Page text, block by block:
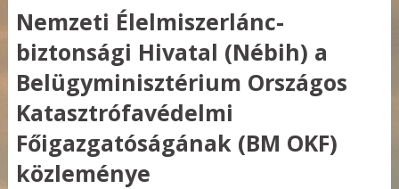
Nemzeti Élelmiszerlánc-
biztonsági Hivatal (Nébih) a
Belügyminisztérium Országos
Katasztrófavédelmi
Főigazgatóságának (BM OKF)
közleménye